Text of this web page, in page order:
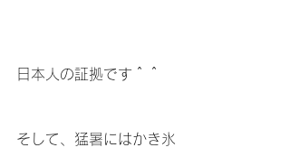
日本人の証拠です＾＾
そして、猛暑にはかき氷